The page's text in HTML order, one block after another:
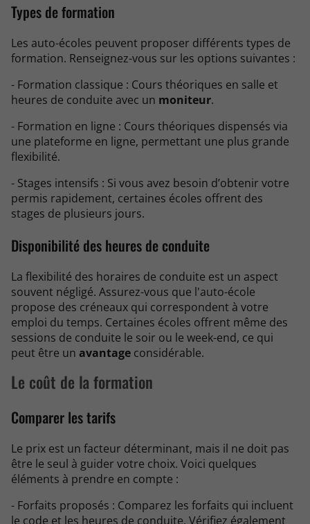
Types de formation
Les auto-écoles peuvent proposer différents types de
formation. Renseignez-vous sur les options suivantes :
- Formation classique : Cours théoriques en salle et
heures de conduite avec un moniteur.
- Formation en ligne : Cours théoriques dispensés via
une plateforme en ligne, permettant une plus grande
flexibilité.
- Stages intensifs : Si vous avez besoin d’obtenir votre
permis rapidement, certaines écoles offrent des
stages de plusieurs jours.
Disponibilité des heures de conduite
La flexibilité des horaires de conduite est un aspect
souvent négligé. Assurez-vous que l'auto-école
propose des créneaux qui correspondent à votre
emploi du temps. Certaines écoles offrent même des
sessions de conduite le soir ou le week-end, ce qui
peut être un avantage considérable.
Le coût de la formation
Comparer les tarifs
Le prix est un facteur déterminant, mais il ne doit pas
être le seul à guider votre choix. Voici quelques
éléments à prendre en compte :
- Forfaits proposés : Comparez les forfaits qui incluent
le code et les heures de conduite. Vérifiez également